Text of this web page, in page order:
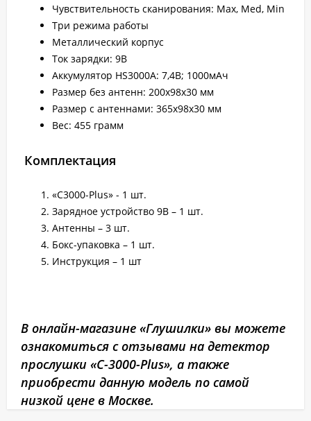
Чувствительность сканирования: Max, Med, Min
Три режима работы
Металлический корпус
Ток зарядки: 9В
Аккумулятор HS3000A: 7,4В; 1000мАч
Размер без антенн: 200х98х30 мм
Размер с антеннами: 365х98х30 мм
Вес: 455 грамм
Комплектация
«C3000-Plus» - 1 шт.
Зарядное устройство 9В – 1 шт.
Антенны – 3 шт.
Бокс-упаковка – 1 шт.
Инструкция – 1 шт
В онлайн-магазине «Глушилки» вы можете
ознакомиться с отзывами на детектор
прослушки «C-3000-Plus», а также
приобрести данную модель по самой
низкой цене в Москве.